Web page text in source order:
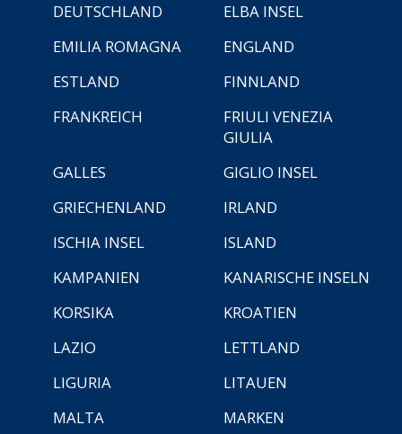
DEUTSCHLAND
ELBA INSEL
EMILIA ROMAGNA
ENGLAND
ESTLAND
FINNLAND
FRANKREICH
FRIULI VENEZIA
GIULIA
GALLES
GIGLIO INSEL
GRIECHENLAND
IRLAND
ISCHIA INSEL
ISLAND
KAMPANIEN
KANARISCHE INSELN
KORSIKA
KROATIEN
LAZIO
LETTLAND
LIGURIA
LITAUEN
MALTA
MARKEN